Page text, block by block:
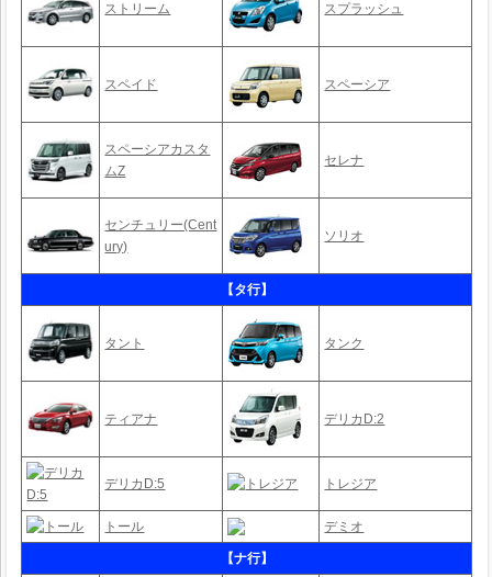
ストリーム スプラッシュ
スペイド スペーシア
スペーシアカスタ
ムZ
セレナ
センチュリー(Cent
ury)
ソリオ
【タ行】
タント タンク
ティアナ デリカD:2
デリカD:5 トレジア
トール デミオ
【ナ行】